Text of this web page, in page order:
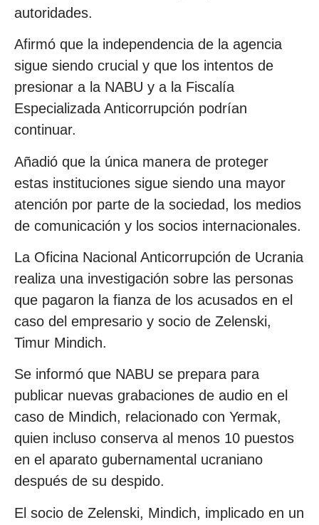
autoridades.
Afirmó que la independencia de la agencia
sigue siendo crucial y que los intentos de
presionar a la NABU y a la Fiscalía
Especializada Anticorrupción podrían
continuar.
Añadió que la única manera de proteger
estas instituciones sigue siendo una mayor
atención por parte de la sociedad, los medios
de comunicación y los socios internacionales.
La Oficina Nacional Anticorrupción de Ucrania
realiza una investigación sobre las personas
que pagaron la fianza de los acusados en el
caso del empresario y socio de Zelenski,
Timur Mindich.
Se informó que NABU se prepara para
publicar nuevas grabaciones de audio en el
caso de Mindich, relacionado con Yermak,
quien incluso conserva al menos 10 puestos
en el aparato gubernamental ucraniano
después de su despido.
El socio de Zelenski, Mindich, implicado en un